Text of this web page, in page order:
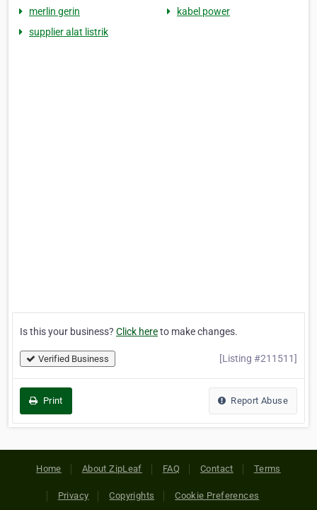
merlin gerin
kabel power
supplier alat listrik
Is this your business? Click hereto make changes.
Verified Business [Listing #211511]
Print Report Abuse
Home About ZipLeaf FAQ Contact Terms
Privacy Copyrights Cookie Preferences